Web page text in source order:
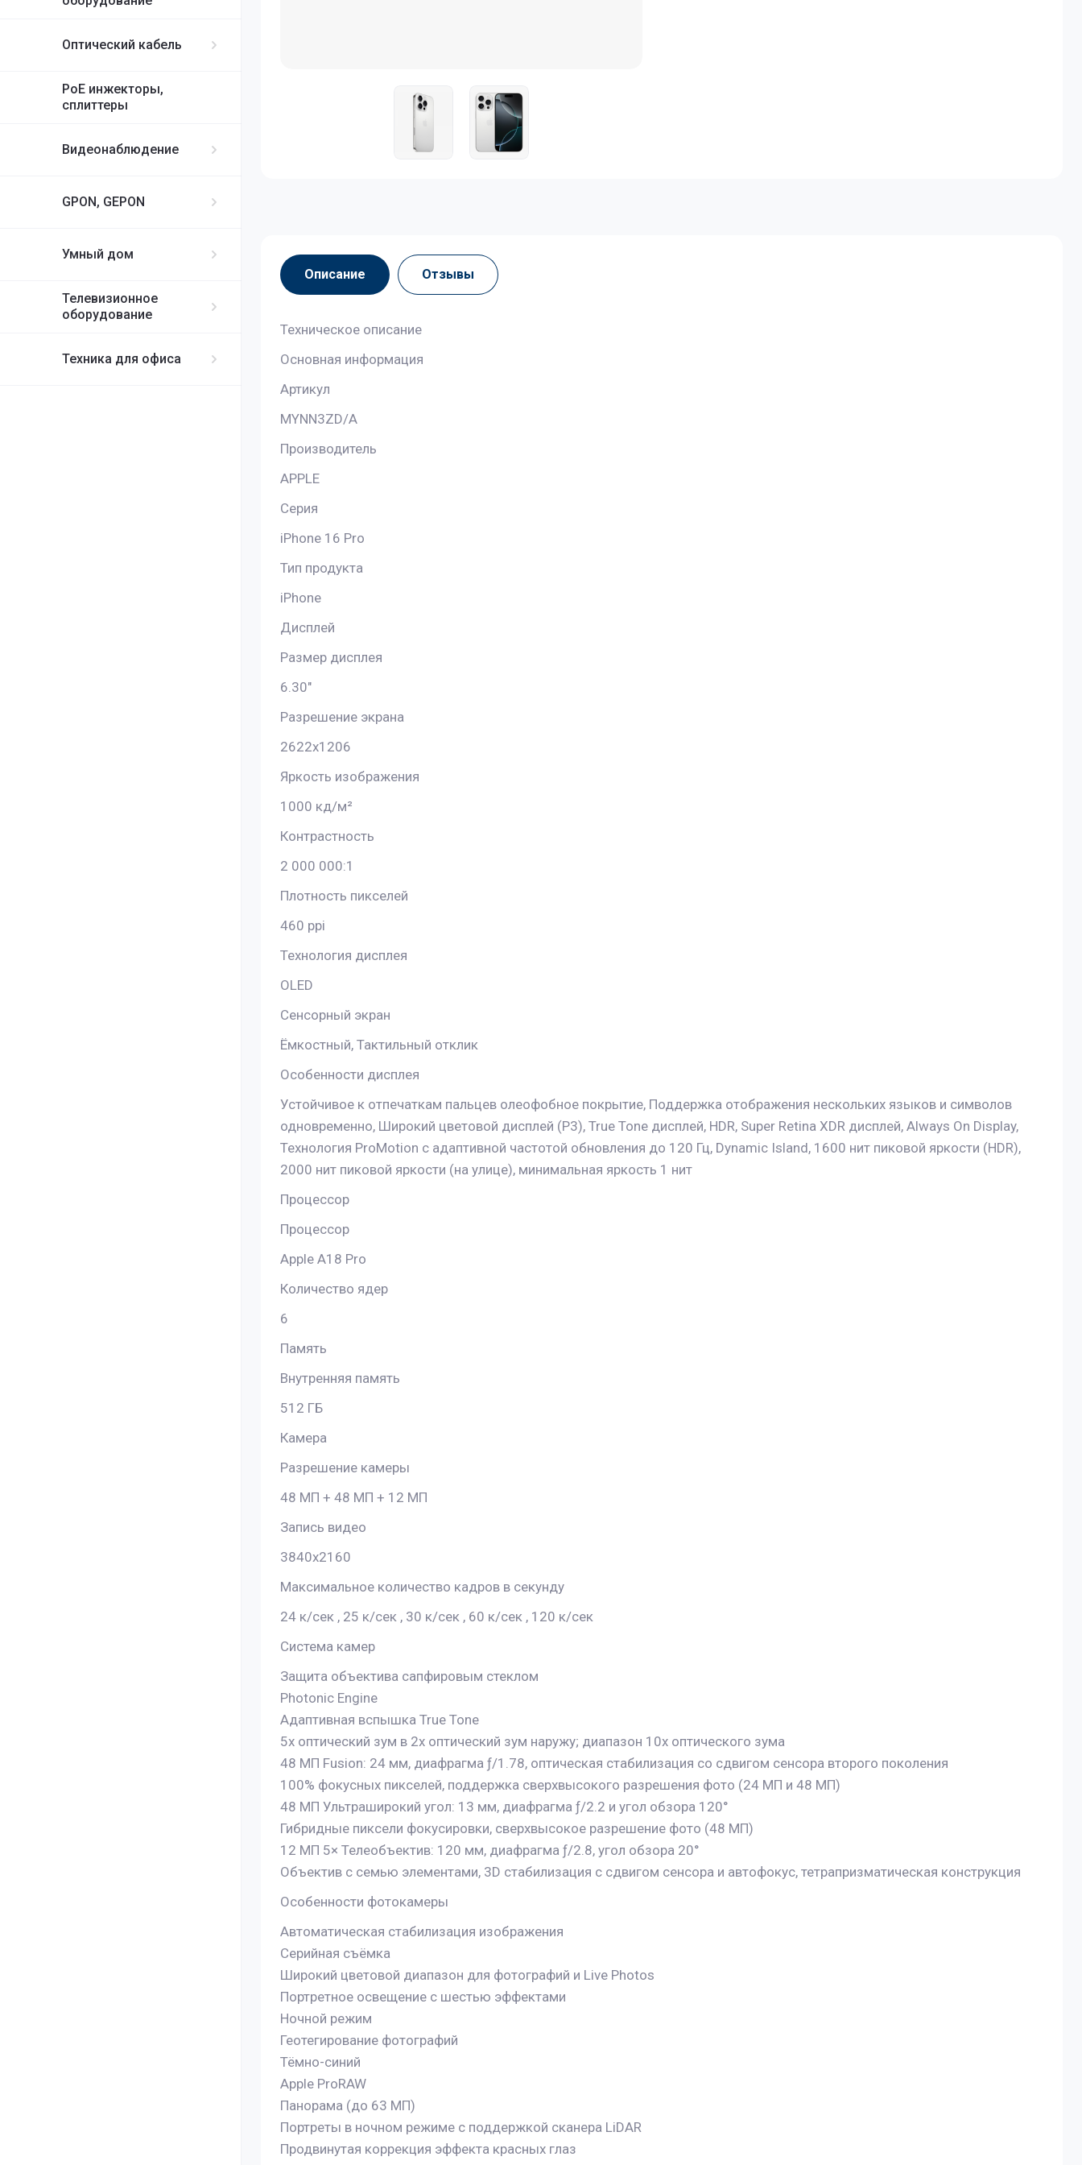
Оптический кабель
PoE инжекторы,
сплиттеры
Видеонаблюдение
GPON, GEPON
Умный дом
Телевизионное
оборудование
Техника для офиса
Описание Отзывы
Техническое описание
Основная информация
Артикул
MYNN3ZD/A
Производитель
APPLE
Серия
iPhone 16 Pro
Тип продукта
iPhone
Дисплей
Размер дисплея
6.30"
Разрешение экрана
2622x1206
Яркость изображения
1000 кд/м²
Контрастность
2 000 000:1
Плотность пикселей
460 ppi
Технология дисплея
OLED
Сенсорный экран
Ёмкостный, Тактильный отклик
Особенности дисплея
Устойчивое к отпечаткам пальцев олеофобное покрытие, Поддержка отображения нескольких языков и символов
одновременно, Широкий цветовой дисплей (P3), True Tone дисплей, HDR, Super Retina XDR дисплей, Always On Display,
Технология ProMotion с адаптивной частотой обновления до 120 Гц, Dynamic Island, 1600 нит пиковой яркости (HDR),
2000 нит пиковой яркости (на улице), минимальная яркость 1 нит
Процессор
Процессор
Apple A18 Pro
Количество ядер
6
Память
Внутренняя память
512 ГБ
Камера
Разрешение камеры
48 МП + 48 МП + 12 МП
Запись видео
3840x2160
Максимальное количество кадров в секунду
24 к/сек , 25 к/сек , 30 к/сек , 60 к/сек , 120 к/сек
Система камер
Защита объектива сапфировым стеклом
Photonic Engine
Адаптивная вспышка True Tone
5x оптический зум в 2x оптический зум наружу; диапазон 10x оптического зума
48 МП Fusion: 24 мм, диафрагма ƒ/1.78, оптическая стабилизация со сдвигом сенсора второго поколения
100% фокусных пикселей, поддержка сверхвысокого разрешения фото (24 МП и 48 МП)
48 МП Ультраширокий угол: 13 мм, диафрагма ƒ/2.2 и угол обзора 120°
Гибридные пиксели фокусировки, сверхвысокое разрешение фото (48 МП)
12 МП 5× Телеобъектив: 120 мм, диафрагма ƒ/2.8, угол обзора 20°
Объектив с семью элементами, 3D стабилизация с сдвигом сенсора и автофокус, тетрапризматическая конструкция
Особенности фотокамеры
Автоматическая стабилизация изображения
Серийная съëмка
Широкий цветовой диапазон для фотографий и Live Photos
Портретное освещение с шестью эффектами
Ночной режим
Геотегирование фотографий
Тёмно-синий
Apple ProRAW
Панорама (до 63 МП)
Портреты в ночном режиме с поддержкой сканера LiDAR
Продвинутая коррекция эффекта красных глаз